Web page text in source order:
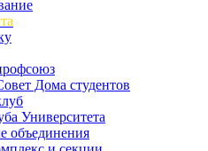
Дома студентов
Университета
объединения